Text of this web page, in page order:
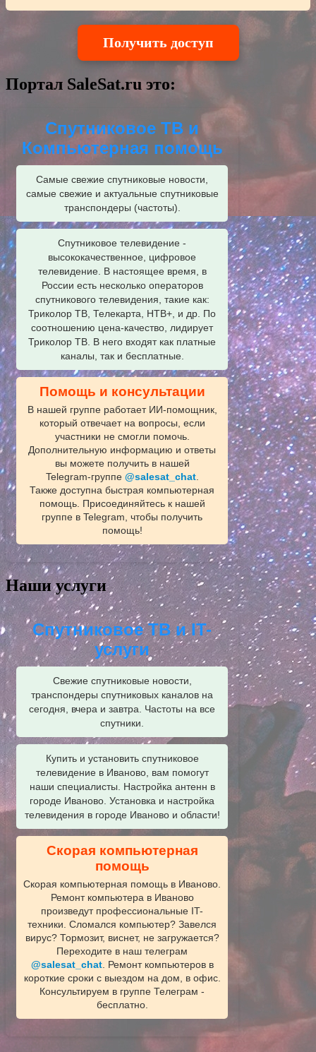
Получить доступ
Портал SaleSat.ru это:
Спутниковое ТВ и
Компьютерная помощь
Самые свежие спутниковые новости,
самые свежие и актуальные спутниковые
транспондеры (частоты).
Спутниковое телевидение -
высококачественное, цифровое
телевидение. В настоящее время, в
России есть несколько операторов
спутникового телевидения, такие как:
Триколор ТВ, Телекарта, НТВ+, и др. По
соотношению цена-качество, лидирует
Триколор ТВ. В него входят как платные
каналы, так и бесплатные.
Помощь и консультации
В нашей группе работает ИИ‑помощник,
который отвечает на вопросы, если
участники не смогли помочь.
Дополнительную информацию и ответы
вы можете получить в нашей
Telegram‑группе @salesat_chat.
Также доступна быстрая компьютерная
помощь. Присоединяйтесь к нашей
группе в Telegram, чтобы получить
помощь!
Наши услуги
Спутниковое ТВ и IT-
услуги
Свежие спутниковые новости,
транспондеры спутниковых каналов на
сегодня, вчера и завтра. Частоты на все
спутники.
Купить и установить спутниковое
телевидение в Иваново, вам помогут
наши специалисты. Настройка антенн в
городе Иваново. Установка и настройка
телевидения в городе Иваново и области!
Скорая компьютерная
помощь
Скорая компьютерная помощь в Иваново.
Ремонт компьютера в Иваново
произведут профессиональные IT-
техники. Сломался компьютер? Завелся
вирус? Тормозит, виснет, не загружается?
Переходите в наш телеграм
@salesat_chat. Ремонт компьютеров в
короткие сроки с выездом на дом, в офис.
Консультируем в группе Телеграм -
бесплатно.